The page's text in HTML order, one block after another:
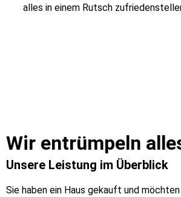
alles in einem Rutsch
Wir entrümpeln
Unsere Leistung im Überblick
Sie haben ein Haus gekauft und